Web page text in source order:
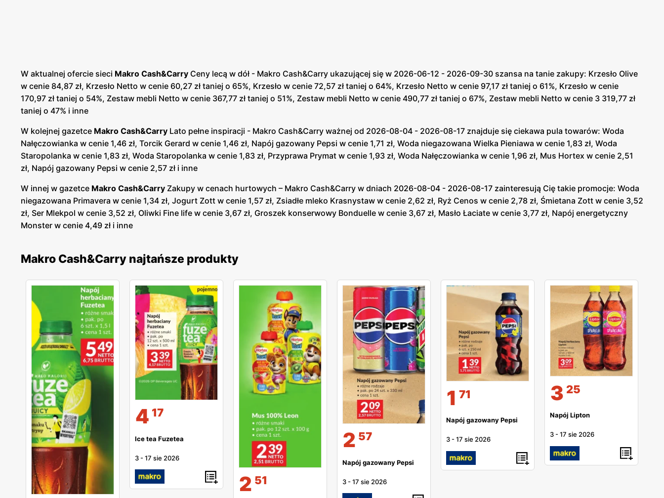
W aktualnej ofercie sieci Makro Cash&Carry Ceny lecą w dół - Makro Cash&Carry ukazującej się w 2026-06-12 - 2026-09-30 szansa na tanie zakupy: Krzesło Olive
w cenie 84,87 zł, Krzesło Netto w cenie 60,27 zł taniej o 65%, Krzesło w cenie 72,57 zł taniej o 64%, Krzesło Netto w cenie 97,17 zł taniej o 61%, Krzesło w cenie
170,97 zł taniej o 54%, Zestaw mebli Netto w cenie 367,77 zł taniej o 51%, Zestaw mebli Netto w cenie 490,77 zł taniej o 67%, Zestaw mebli Netto w cenie 3 319,77 zł
taniej o 47% i inne
W kolejnej gazetce Makro Cash&Carry Lato pełne inspiracji - Makro Cash&Carry ważnej od 2026-08-04 - 2026-08-17 znajduje się ciekawa pula towarów: Woda
Nałęczowianka w cenie 1,46 zł, Torcik Gerard w cenie 1,46 zł, Napój gazowany Pepsi w cenie 1,71 zł, Woda niegazowana Wielka Pieniawa w cenie 1,83 zł, Woda
Staropolanka w cenie 1,83 zł, Woda Staropolanka w cenie 1,83 zł, Przyprawa Prymat w cenie 1,93 zł, Woda Nałęczowianka w cenie 1,96 zł, Mus Hortex w cenie 2,51
zł, Napój gazowany Pepsi w cenie 2,57 zł i inne
W innej w gazetce Makro Cash&Carry Zakupy w cenach hurtowych – Makro Cash&Carry w dniach 2026-08-04 - 2026-08-17 zainteresują Cię takie promocje: Woda
niegazowana Primavera w cenie 1,34 zł, Jogurt Zott w cenie 1,57 zł, Zsiadłe mleko Krasnystaw w cenie 2,62 zł, Ryż Cenos w cenie 2,78 zł, Śmietana Zott w cenie 3,52
zł, Ser Mlekpol w cenie 3,52 zł, Oliwki Fine life w cenie 3,67 zł, Groszek konserwowy Bonduelle w cenie 3,67 zł, Masło Łaciate w cenie 3,77 zł, Napój energetyczny
Monster w cenie 4,49 zł i inne
Makro Cash&Carry najtańsze produkty
4 17
Ice tea Fuzetea
3 -17 sie 2026
2 51
2 57
Napój gazowany Pepsi
3 -17 sie 2026
1 71
Napój gazowany Pepsi
3 -17 sie 2026
3 25
Napój Lipton
3 -17 sie 2026